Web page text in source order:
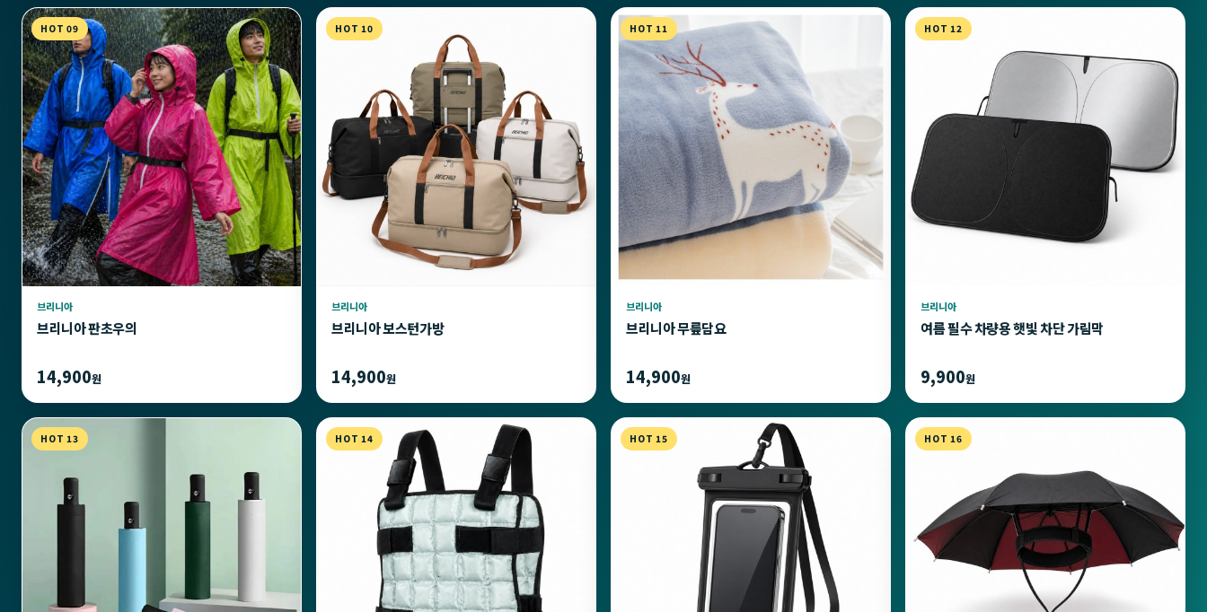
HOT 09
브리니아
브리니아 판초우의
14,900원
HOT 10
브리니아
브리니아 보스턴가방
14,900원
HOT 11
브리니아
브리니아 무릎담요
14,900원
HOT 12
브리니아
여름 필수 차량용 햇빛 차단 가림막
9,900원
HOT 13 HOT 14 HOT 15 HOT 16